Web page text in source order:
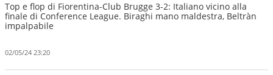
Top e flop di Fiorentina-Club Brugge 3-2: Italiano vicino alla
finale di Conference League. Biraghi mano maldestra, Beltràn
impalpabile
02/05/24 23:20